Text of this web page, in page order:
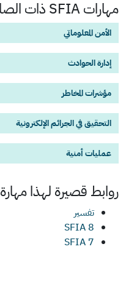
مهارات SFIA ذات الصلة
الأمن المعلوماتي
إدارة الحوادث
مؤشرات المخاطر
التحقيق في الجرائم الإلكترونية
عمليات أمنية
روابط قصيرة لهذامهارة
تفسير
SFIA 8
SFIA 7